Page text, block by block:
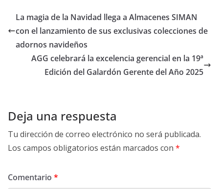
La magia de la Navidad llega a Almacenes SIMAN
con el lanzamiento de sus exclusivas colecciones de
adornos navideños
AGG celebrará la excelencia gerencial en la 19ª
Edición del Galardón Gerente del Año 2025
Deja una respuesta
Tu dirección de correo electrónico no será publicada.
Los campos obligatorios están marcados con *
Comentario *